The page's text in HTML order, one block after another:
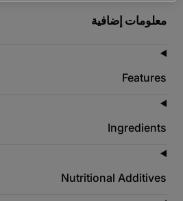
معلومات إضافية
Features
Ingredients
Nutritional Additives